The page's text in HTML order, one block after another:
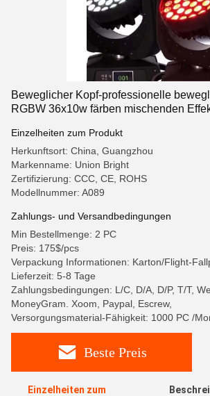
Beweglicher Kopf-professionelle
RGBW 36x10w färben mischenden
Einzelheiten zum Produkt
Herkunftsort: China, Guangzhou
Markenname: Union Bright
Zertifizierung: CCC, CE, ROHS
Modellnummer: A089
Zahlungs- und Versandbedingungen
Min Bestellmenge: 2 PC
Preis: 175$/pcs
Verpackung Informationen: Karton/Flight-
Lieferzeit: 5-8 Tage
Zahlungsbedingungen: L/C, D/A, D/P, T/T,
MoneyGram. Xoom, Paypal, Escrew,
Versorgungsmaterial-Fähigkeit: 1000 PC /
Beste Preis
Einzelheiten zum